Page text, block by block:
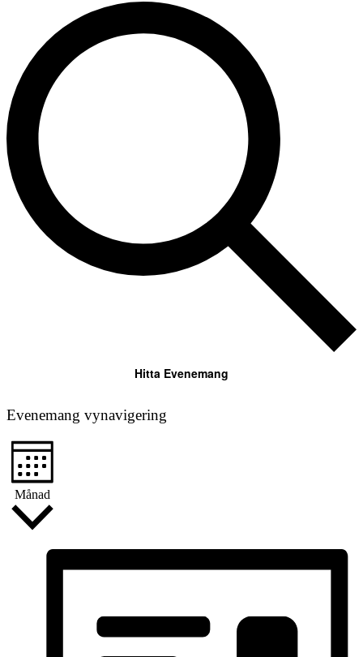
Hitta Evenemang
Evenemang vynavigering
Månad